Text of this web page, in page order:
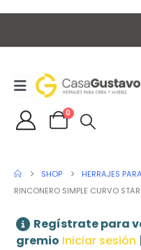
0
SHOP
HERRAJES
RINCONERO SIMPLE CURVO
Regístrate para
gremio Iniciar sesión |